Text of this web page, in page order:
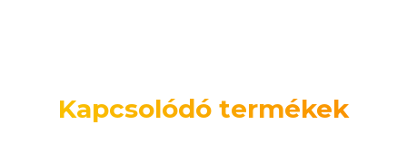
Kapcsolódó termékek